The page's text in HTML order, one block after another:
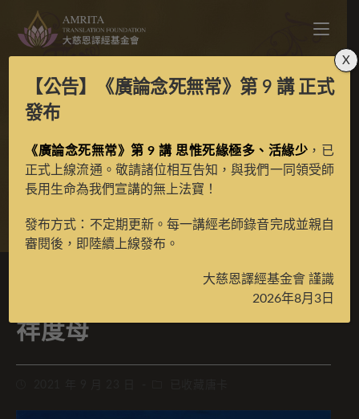
日隱派二十一度母之普
施吉祥度母
日隱派二十一度母之普施吉
祥度母
【公告】 《廣論念死無常》第 9 講正式
發布
《廣論念死無常》第 9 講 思惟死緣極多、活緣少 ，已
正式上線流通。敬請諸位相互告知，與我們一同領受師
長用生命為我們宣講的無上法寶！
發布方式：不定期更新。每一講經老師錄音完成並親自
審閱後，即陸續上線發布。
大慈恩譯經基金會 謹識
2026年8月3日
X